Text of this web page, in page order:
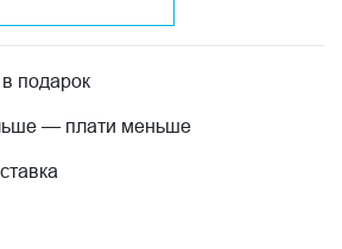
подарок
— плати меньше